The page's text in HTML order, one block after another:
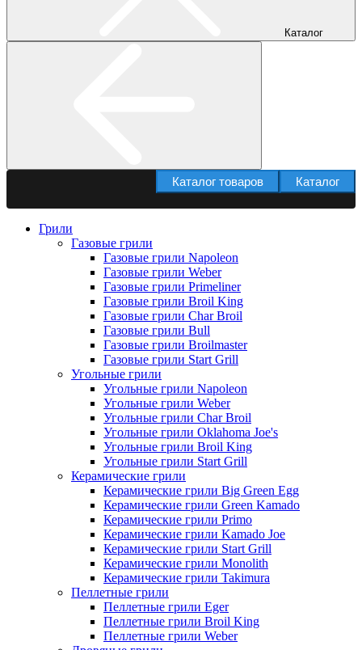
Каталог
Каталог
Каталог товаров
Грили
Газовые грили
Газовые грили Napoleon
Газовые грили Weber
Газовые грили Primeliner
Газовые грили Broil King
Газовые грили Char Broil
Газовые грили Bull
Газовые грили Broilmaster
Газовые грили Start Grill
Угольные грили
Угольные грили Napoleon
Угольные грили Weber
Угольные грили Char Broil
Угольные грили Oklahoma Joe's
Угольные грили Broil King
Угольные грили Start Grill
Керамические грили
Керамические грили Big Green Egg
Керамические грили Green Kamado
Керамические грили Primo
Керамические грили Kamado Joe
Керамические грили Start Grill
Керамические грили Monolith
Керамические грили Takimura
Пеллетные грили
Пеллетные грили Eger
Пеллетные грили Broil King
Пеллетные грили Weber